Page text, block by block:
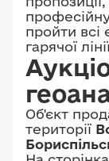
пройти всі
гарячої
Об'єкт
території